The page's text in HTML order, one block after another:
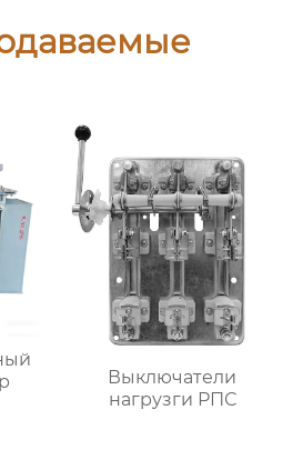
Выключатели
нагрузги РПС